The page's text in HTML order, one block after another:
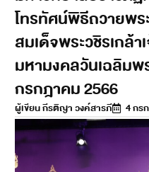
โทรทัศน์พิธีถวายพ
สมเด็จพระวชิรเกล้า
มหามงคลวันเฉลิมพ
กรกฎาคม 2566
ผู้เขียนกีรติญา วงค์สารภี 4 กร